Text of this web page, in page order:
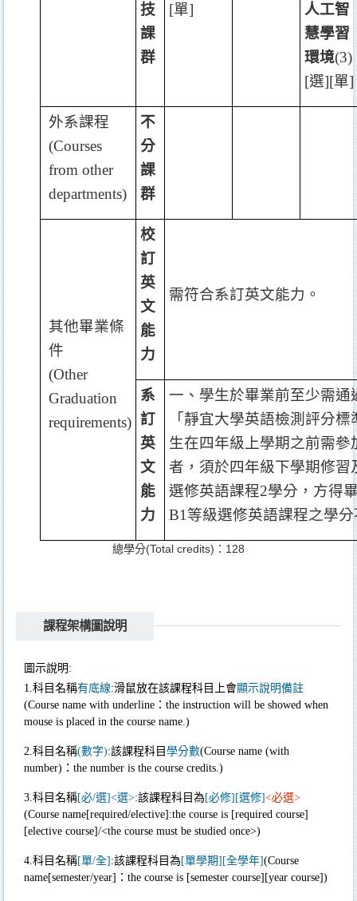
技
課
群
[單]
人工智
慧學習
環境(3)
[選][單]
外系課程
(Courses
from other
departments)
不
分
課
群
其他畢業條
件
(Other
Graduation
requirements)
校
訂
英
文
能
力
需符合系訂英文能力。
系
訂
英
文
能
力
一、學生於畢業前至少需
「靜宜大學英語檢測評分
生在四年級上學期之前需
者，須於四年級下學期修
選修英語課程2學分，方得
B1等級選修英語課程之學
總學分(Total credits)：128
課程架構圖說明
圖示說明:
1.科目名稱有底線:滑鼠放在該課程科目上會顯示說明備註
(Course name with underline：the instruction will be showed when
mouse is placed in the course name.)
2.科目名稱(數字):該課程科目 學分數(Course name (with
number)：the number is the course credits.)
3.科目名稱[必/選]<選>:該課程科目為 [必修][選修]<必選>
(Course name[required/elective]:the course is [required course]
[elective course]/<the course must be studied once>)
4.科目名稱[單/全] :該課程科目為 [單學期][全學年](Course
name[semester/year]：the course is [semester course][year course])